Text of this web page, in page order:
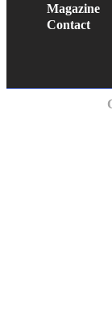
Magazine
Contact